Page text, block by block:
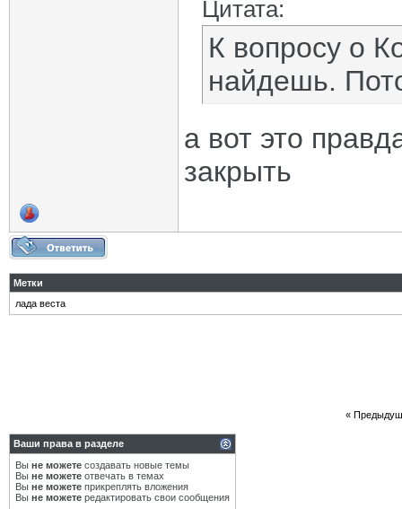
Цитата:
К вопросу о
найдешь.
а вот это
закрыть
Метки
лада веста
«
Ваши права в разделе
Вы не можете создавать новые темы
Вы не можете отвечать в темах
Вы не можете прикреплять вложения
Вы не можете редактировать свои сообщения